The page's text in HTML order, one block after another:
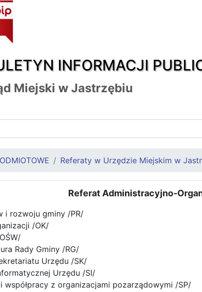
INFORMACJI
Miejski w Jastrzębiu
Referaty w Urzędzie Miejskim w
Referat Administracyjno-
i rozwoju gminy /PR/
/OK/
Rady Gminy /RG/
Urzędu /SK/
Urzędu /SI/
współpracy z organizacjami pozarządowymi /SP/